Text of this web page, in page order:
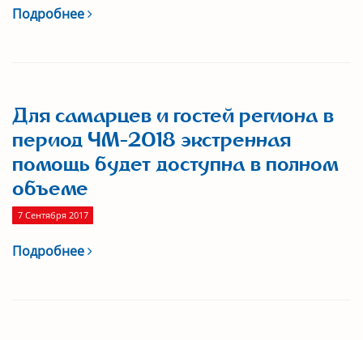
Подробнее
Для самарцев и гостей региона в
период ЧМ-2018 экстренная
помощь будет доступна в полном
объеме
7 Сентября 2017
Подробнее